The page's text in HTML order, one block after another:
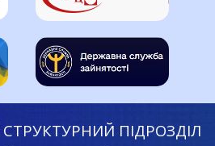
ПІДРОЗДІЛ